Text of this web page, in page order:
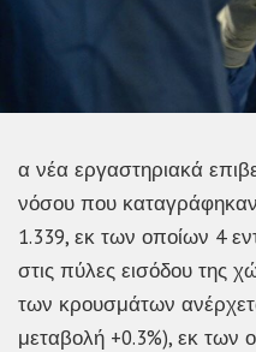
α νέα εργαστηριακά
νόσου που καταγράφηκαν
1.339, εκ των οποίων 4
στις πύλες εισόδου της
των κρουσμάτων
μεταβολή +0.3%), εκ των